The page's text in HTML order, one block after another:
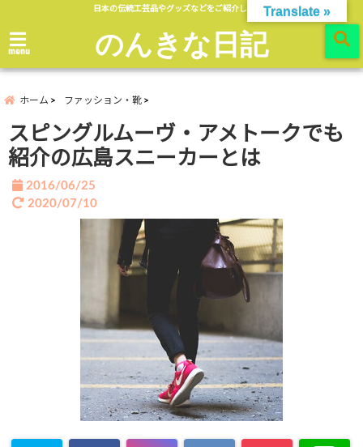
日本の伝統工芸品やグッズなどをご紹介します。
menu のんきな日記
ホーム ファッション・靴
スピングルムーヴ・アメトークでも
紹介の広島スニーカーとは
2016/06/25
2020/07/10
Translate »